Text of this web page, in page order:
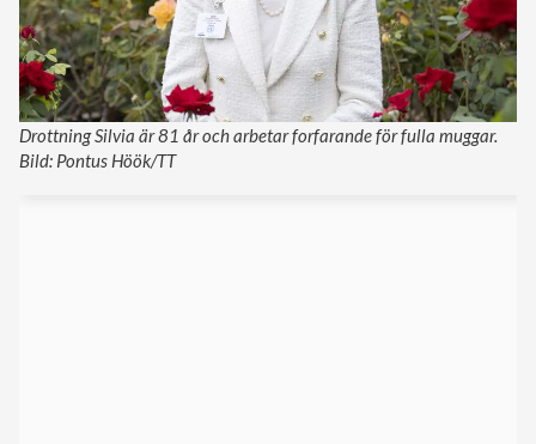
Drottning Silvia är 81 år och arbetar forfarande för fulla muggar.
Bild: Pontus Höök/TT